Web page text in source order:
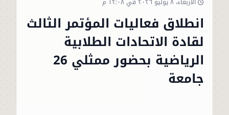
انطلاق فعاليات المؤتمر الثالث
لقادة الاتحادات الطلابية
الرياضية بحضور ممثلي 26
جامعة